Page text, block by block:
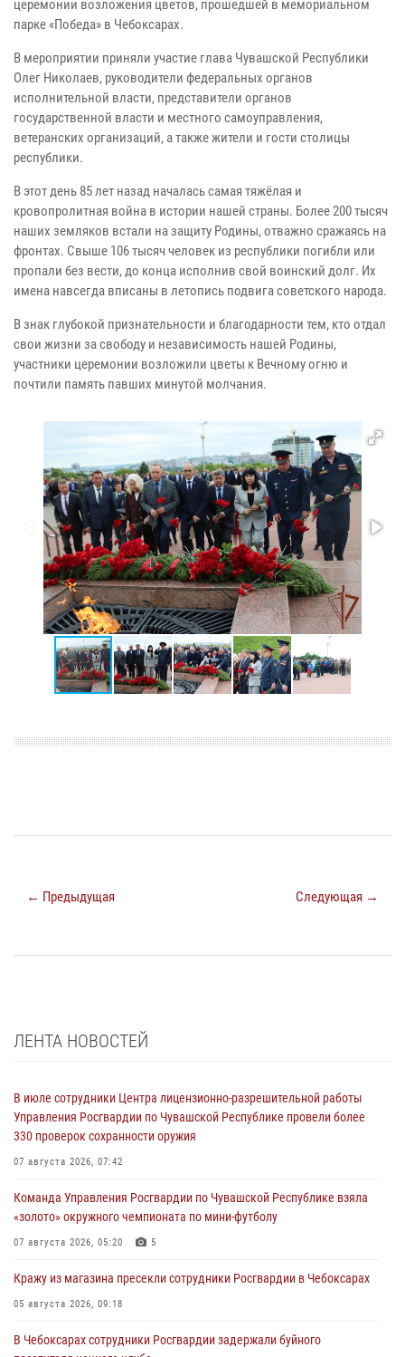
церемонии возложения цветов, прошедшей в мемориальном
парке «Победа» в Чебоксарах.
В мероприятии приняли участие глава Чувашской Республики
Олег Николаев, руководители федеральных органов
исполнительной власти, представители органов
государственной власти и местного самоуправления,
ветеранских организаций, а также жители и гости столицы
республики.
В этот день 85 лет назад началась самая тяжёлая и
кровопролитная война в истории нашей страны. Более 200 тысяч
наших земляков встали на защиту Родины, отважно сражаясь на
фронтах. Свыше 106 тысяч человек из республики погибли или
пропали без вести, до конца исполнив свой воинский долг. Их
имена навсегда вписаны в летопись подвига советского народа.
В знак глубокой признательности и благодарности тем, кто отдал
свои жизни за свободу и независимость нашей Родины,
участники церемонии возложили цветы к Вечному огню и
почтили память павших минутой молчания.
← Предыдущая Следующая →
ЛЕНТА НОВОСТЕЙ
В июле сотрудники Центра лицензионно-разрешительной работы
Управления Росгвардии по Чувашской Республике провели более
330 проверок сохранности оружия
07 августа 2026, 07:42
Команда Управления Росгвардии по Чувашской Республике взяла
«золото» окружного чемпионата по мини-футболу
07 августа 2026, 05:20 5
Кражу из магазина пресекли сотрудники Росгвардии в Чебоксарах
05 августа 2026, 09:18
В Чебоксарах сотрудники Росгвардии задержали буйного